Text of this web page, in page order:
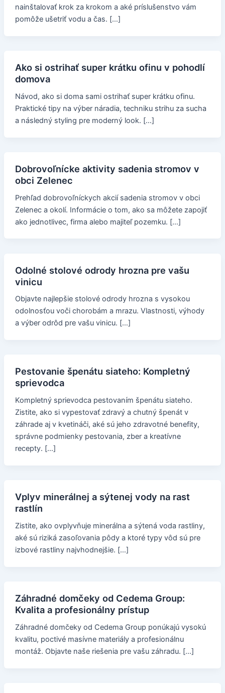
nainštalovať krok za krokom a aké príslušenstvo vám
pomôže ušetriť vodu a čas. […]
Ako si ostrihať super krátku ofinu v pohodlí
domova
Návod, ako si doma sami ostrihať super krátku ofinu.
Praktické tipy na výber náradia, techniku strihu za sucha
a následný styling pre moderný look. […]
Dobrovoľnícke aktivity sadenia stromov v
obci Zelenec
Prehľad dobrovoľníckych akcií sadenia stromov v obci
Zelenec a okolí. Informácie o tom, ako sa môžete zapojiť
ako jednotlivec, firma alebo majiteľ pozemku. […]
Odolné stolové odrody hrozna pre vašu
vinicu
Objavte najlepšie stolové odrody hrozna s vysokou
odolnosťou voči chorobám a mrazu. Vlastnosti, výhody
a výber odrôd pre vašu vinicu. […]
Pestovanie špenátu siateho: Kompletný
sprievodca
Kompletný sprievodca pestovaním špenátu siateho.
Zistite, ako si vypestovať zdravý a chutný špenát v
záhrade aj v kvetináči, aké sú jeho zdravotné benefity,
správne podmienky pestovania, zber a kreatívne
recepty. […]
Vplyv minerálnej a sýtenej vody na rast
rastlín
Zistite, ako ovplyvňuje minerálna a sýtená voda rastliny,
aké sú riziká zasoľovania pôdy a ktoré typy vôd sú pre
izbové rastliny najvhodnejšie. […]
Záhradné domčeky od Cedema Group:
Kvalita a profesionálny prístup
Záhradné domčeky od Cedema Group ponúkajú vysokú
kvalitu, poctivé masívne materiály a profesionálnu
montáž. Objavte naše riešenia pre vašu záhradu. […]